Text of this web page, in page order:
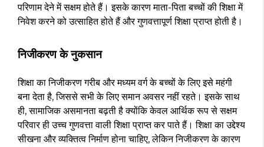
परिणाम देने में सक्षम होते हैं। इसके कारण माता-पिता बच्चों की शिक्षा में
निवेश करने को उत्साहित होते हैं और गुणवत्तापूर्ण शिक्षा प्राप्त होती है।
निजीकरण के नुकसान
शिक्षा का निजीकरण गरीब और मध्यम वर्ग के बच्चों के लिए इसे महंगी
बना देता है, जिससे सभी के लिए समान अवसर नहीं रहते। इसके साथ
ही, सामाजिक असमानता बढ़ती है क्योंकि केवल आर्थिक रूप से सक्षम
परिवार ही उच्च गुणवत्ता वाली शिक्षा प्राप्त कर पाते हैं। शिक्षा का उद्देश्य
सीखना और व्यक्तित्व निर्माण होना चाहिए, लेकिन निजीकरण के कारण